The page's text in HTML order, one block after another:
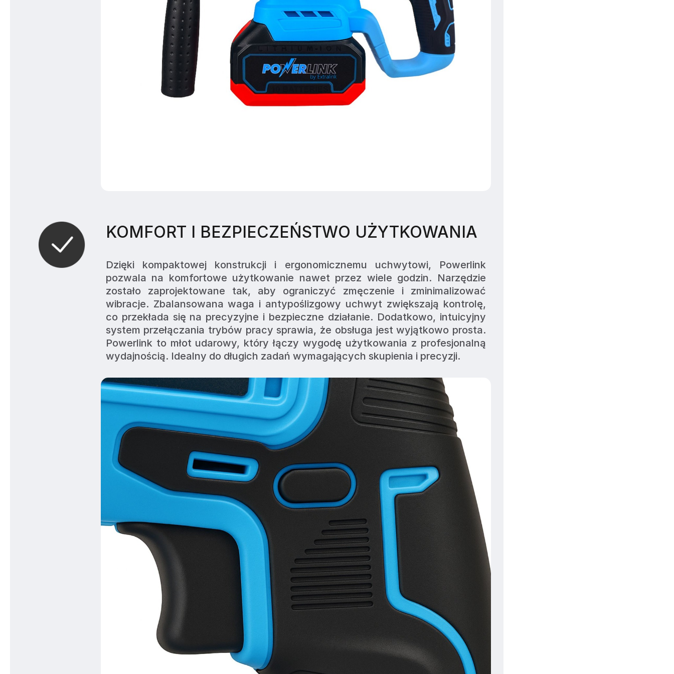
KOMFORT I BEZPIECZEŃSTWO UŻYTKOWANIA
Dzięki kompaktowej konstrukcji i ergonomicznemu uchwytowi, Powerlink
pozwala na komfortowe użytkowanie nawet przez wiele godzin. Narzędzie
zostało zaprojektowane tak, aby ograniczyć zmęczenie i zminimalizować
wibracje. Zbalansowana waga i antypoślizgowy uchwyt zwiększają kontrolę,
co przekłada się na precyzyjne i bezpieczne działanie. Dodatkowo, intuicyjny
system przełączania trybów pracy sprawia, że obsługa jest wyjątkowo prosta.
Powerlink to młot udarowy, który łączy wygodę użytkowania z profesjonalną
wydajnością. Idealny do długich zadań wymagających skupienia i precyzji.